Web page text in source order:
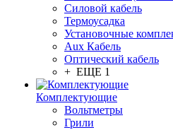
Силовой кабель
Термоусадка
Установочные
Aux Кабель
Оптический кабель
+ ЕЩЕ 1
Комплектующие
Вольтметры
Грили